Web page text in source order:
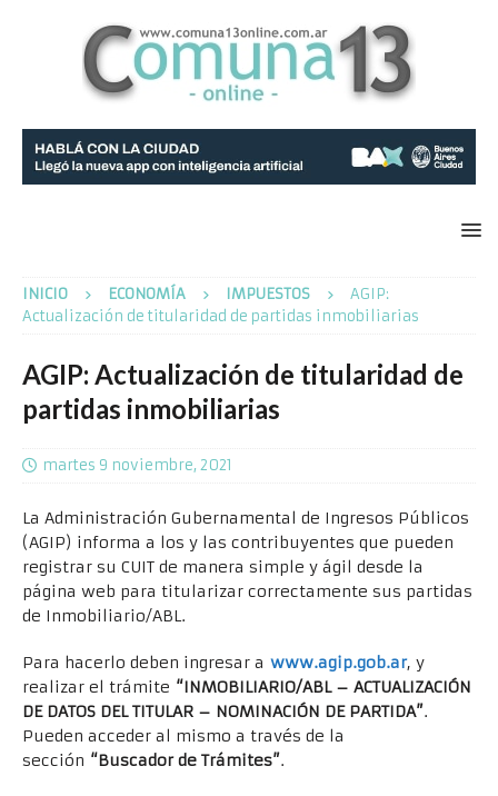
INICIO ECONOMÍA IMPUESTOS
AGIP:
Actualización de titularidad de partidas inmobiliarias
AGIP: Actualización de titularidad de
partidas inmobiliarias
martes 9 noviembre, 2021
La Administración Gubernamental de Ingresos Públicos
(AGIP) informa a los y las contribuyentes que pueden
registrar su CUIT de manera simple y ágil desde la
página web para titularizar correctamente sus partidas
de Inmobiliario/ABL.
Para hacerlo deben ingresar a www.agip.gob.ar, y
realizar el trámite “INMOBILIARIO/ABL – ACTUALIZACIÓN
DE DATOS DEL TITULAR – NOMINACIÓN DE PARTIDA”.
Pueden acceder al mismo a través de la
sección “Buscador de Trámites”.